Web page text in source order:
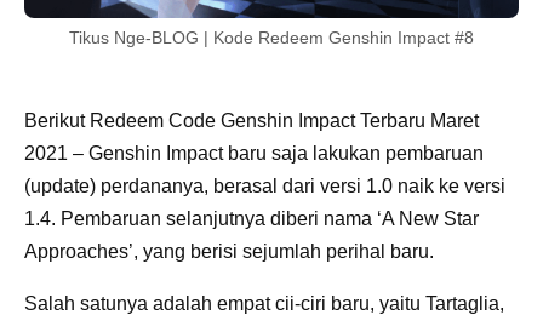
Tikus Nge-BLOG | Kode Redeem Genshin Impact #8
Berikut Redeem Code Genshin Impact Terbaru Maret
2021 – Genshin Impact baru saja lakukan pembaruan
(update) perdananya, berasal dari versi 1.0 naik ke versi
1.4. Pembaruan selanjutnya diberi nama ‘A New Star
Approaches’, yang berisi sejumlah perihal baru.
Salah satunya adalah empat cii-ciri baru, yaitu Tartaglia,